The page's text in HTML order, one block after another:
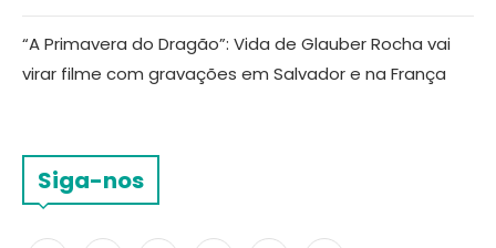
“A Primavera do Dragão”: Vida de Glauber Rocha vai
virar filme com gravações em Salvador e na França
Siga-nos